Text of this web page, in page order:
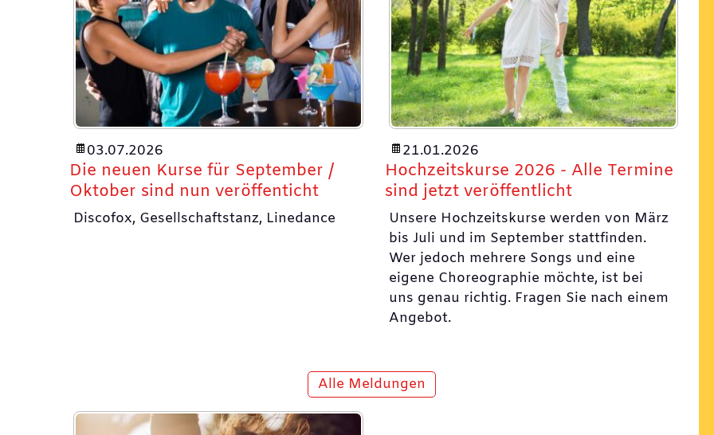
03.07.2026
Die neuen Kurse für September /
Oktober sind nun veröffenticht
Discofox, Gesellschaftstanz, Linedance
21.01.2026
Hochzeitskurse 2026 - Alle Termine
sind jetzt veröffentlicht
Unsere Hochzeitskurse werden von März
bis Juli und im September stattfinden.
Wer jedoch mehrere Songs und eine
eigene Choreographie möchte, ist bei
uns genau richtig. Fragen Sie nach einem
Angebot.
Alle Meldungen